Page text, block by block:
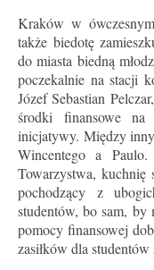
Kraków w
także biedotę
do miasta biedną
poczekalnie na stacji
Józef Sebastian
środki finansowe na
inicjatywy. Między
Wincentego a
Towarzystwa,
pochodzący z
studentów, bo sam, by
pomocy finansowej
zasiłków dla